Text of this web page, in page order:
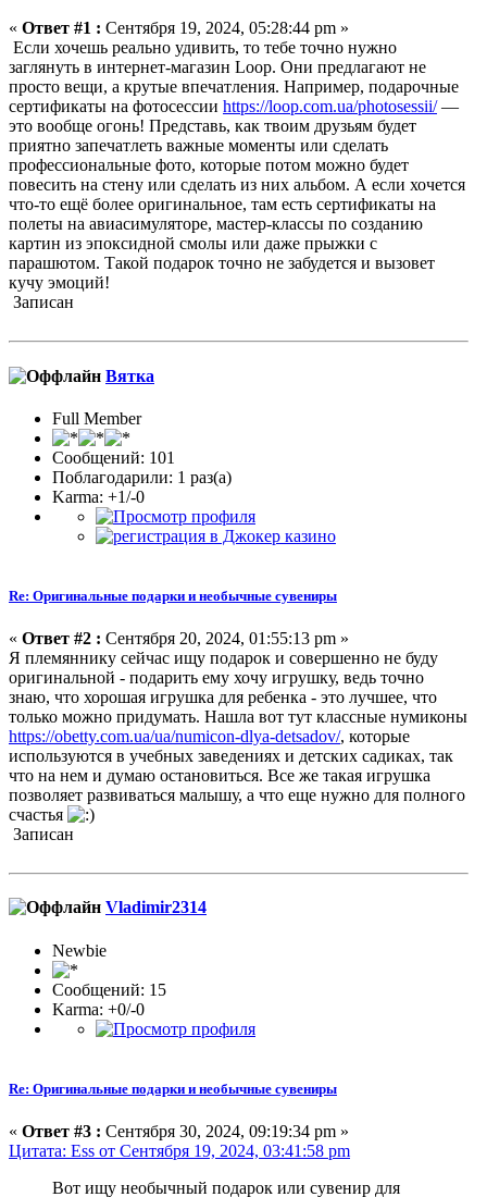
« Ответ #1 : Сентября 19, 2024, 05:28:44 pm »
Если хочешь реально удивить, то тебе точно нужно
заглянуть в интернет-магазин Loop. Они предлагают не
просто вещи, а крутые впечатления. Например, подарочные
сертификаты на фотосессии https://loop.com.ua/photosessii/—
это вообще огонь! Представь, как твоим друзьям будет
приятно запечатлеть важные моменты или сделать
профессиональные фото, которые потом можно будет
повесить на стену или сделать из них альбом. А если хочется
что-то ещё более оригинальное, там есть сертификаты на
полеты на авиасимуляторе, мастер-классы по созданию
картин из эпоксидной смолы или даже прыжки с
парашютом. Такой подарок точно не забудется и вызовет
кучу эмоций!
Записан
Вятка
Full Member
Сообщений: 101
Поблагодарили: 1 раз(а)
Karma: +1/-0
Re: Оригинальные подарки и необычные сувениры
« Ответ #2 : Сентября 20, 2024, 01:55:13 pm »
Я племяннику сейчас ищу подарок и совершенно не буду
оригинальной - подарить ему хочу игрушку, ведь точно
знаю, что хорошая игрушка для ребенка - это лучшее, что
только можно придумать. Нашла вот тут классные нумиконы
https://obetty.com.ua/ua/numicon-dlya-detsadov/, которые
используются в учебных заведениях и детских садиках, так
что на нем и думаю остановиться. Все же такая игрушка
позволяет развиваться малышу, а что еще нужно для полного
счастья
Записан
Vladimir2314
Newbie
Сообщений: 15
Karma: +0/-0
Re: Оригинальные подарки и необычные сувениры
« Ответ #3 : Сентября 30, 2024, 09:19:34 pm »
Цитата: Ess от Сентября 19, 2024, 03:41:58 pm
Вот ищу необычный подарок или сувенир для